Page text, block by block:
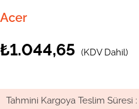
Acer
₺1.044,65 (KDV Dahil)
Tahmini Kargoya Teslim Süresi :